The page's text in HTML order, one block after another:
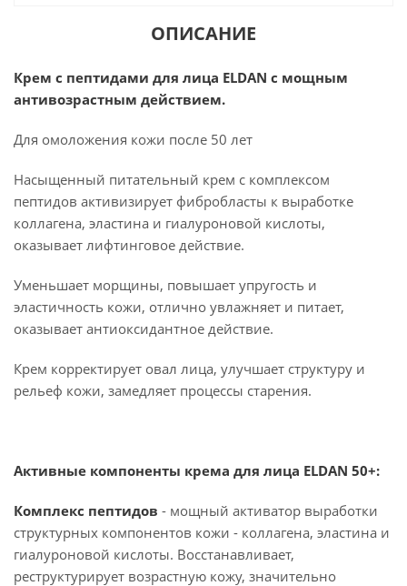
ОПИСАНИЕ
Крем с пептидами для лица ELDAN с мощным
антивозрастным действием.
Для омоложения кожи после 50 лет
Насыщенный питательный крем с комплексом
пептидов активизирует фибробласты к выработке
коллагена, эластина и гиалуроновой кислоты,
оказывает лифтинговое действие.
Уменьшает морщины, повышает упругость и
эластичность кожи, отлично увлажняет и питает,
оказывает антиоксидантное действие.
Крем корректирует овал лица, улучшает структуру и
рельеф кожи, замедляет процессы старения.
Активные компоненты крема для лица ELDAN 50+:
Комплекс пептидов - мощный активатор выработки
структурных компонентов кожи - коллагена, эластина и
гиалуроновой кислоты. Восстанавливает,
реструктурирует возрастную кожу, значительно